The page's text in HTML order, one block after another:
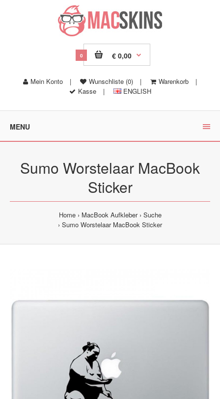
0 € 0,00
Mein Konto | Wunschliste (0) | Warenkorb
|
Kasse
| ENGLISH
MENU
Sumo Worstelaar MacBook
Sticker
Home MacBook Aufkleber
Suche
Sumo Worstelaar MacBook Sticker